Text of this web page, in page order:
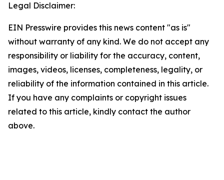
Legal Disclaimer:
EIN Presswire provides this news content "as is"
without warranty of any kind. We do not accept any
responsibility or liability for the accuracy, content,
images, videos, licenses, completeness, legality, or
reliability of the information contained in this article.
If you have any complaints or copyright issues
related to this article, kindly contact the author
above.